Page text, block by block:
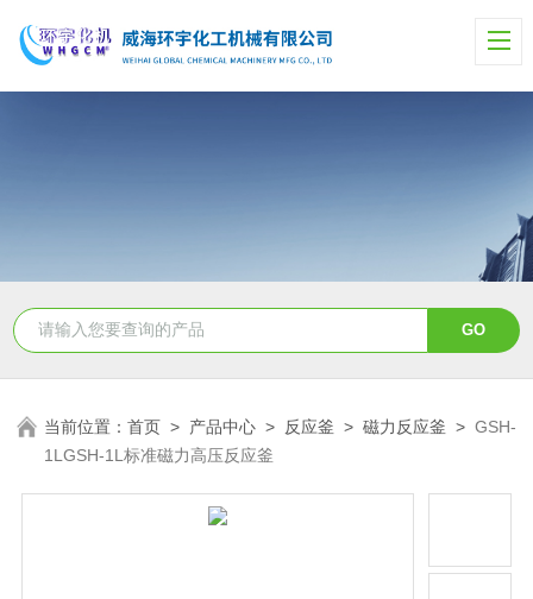
当前位置：首页 > 产品中心 > 反应釜 >磁力反应釜 >GSH-
1LGSH-1L标准磁力高压反应釜